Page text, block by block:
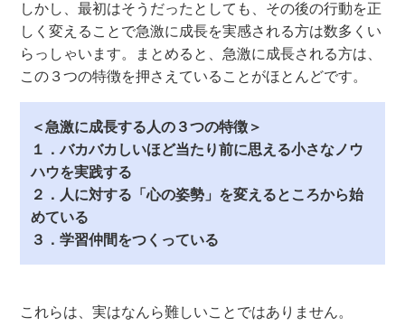
しかし、最初はそうだったとしても、その後の行動を正
しく変えることで急激に成長を実感される方は数多くい
らっしゃいます。まとめると、急激に成長される方は、
この３つの特徴を押さえていることがほとんどです。
＜急激に成長する人の３つの特徴＞
１．バカバカしいほど当たり前に思える小さなノウ
ハウを実践する
２．人に対する「心の姿勢」を変えるところから始
めている
３．学習仲間をつくっている
これらは、実はなんら難しいことではありません。